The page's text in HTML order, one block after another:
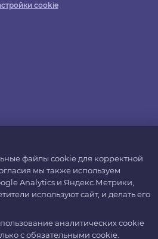
cookie
файлы cookie для корректной
мы также используем
Analytics и Яндекс.Метрики,
используют сайт, и делать его
аналитических cookie
с обязательными cookie.